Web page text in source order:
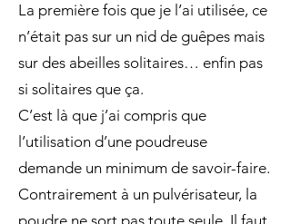
La première fois que je l’ai utilisée, ce
n’était pas sur un nid de guêpes mais
sur des abeilles solitaires… enfin pas
si solitaires que ça.
C’est là que j’ai compris que
l’utilisation d’une poudreuse
demande un minimum de savoir-faire.
Contrairement à un pulvérisateur, la
poudre ne sort pas toute seule. Il faut